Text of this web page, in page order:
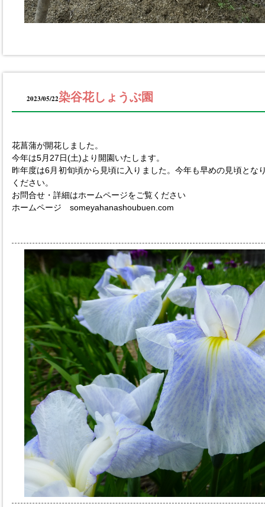
2023/05/22染谷花しょうぶ園
花菖蒲が開花しました。
今年は5月27日(土)より開園いたします。
昨年度は6月初旬頃から見頃に入りました。今年も早めの見頃と
ください。
お問合せ・詳細はホームページをご覧ください
ホームページ someyahanashoubuen.com